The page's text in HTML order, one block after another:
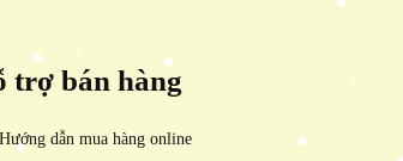
trợ bán hàng
Hướng dẫn mua hàng online